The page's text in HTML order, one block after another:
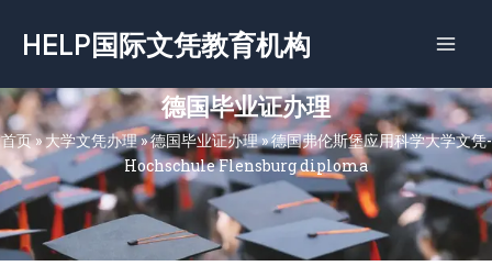
容
HELP国际文凭教育机构
德国毕业证办理
首页»大学文凭办理»德国毕业证办理»德国弗伦斯堡应用科学大学文凭-
Hochschule Flensburg diploma